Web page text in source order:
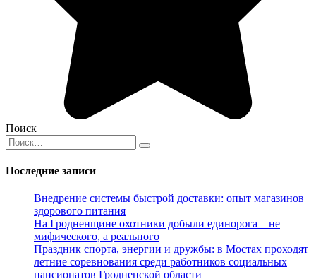
Поиск
Search
for:
Последние записи
Внедрение системы быстрой доставки: опыт магазинов
здорового питания
На Гродненщине охотники добыли единорога – не
мифического, а реального
Праздник спорта, энергии и дружбы: в Мостах проходят
летние соревнования среди работников социальных
пансионатов Гродненской области